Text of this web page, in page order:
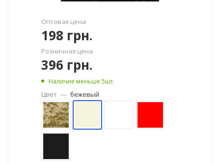
Оптовая цена
198 грн.
Розничная цена
396 грн.
Наличие меньше 5шт.
Цвет — бежевый